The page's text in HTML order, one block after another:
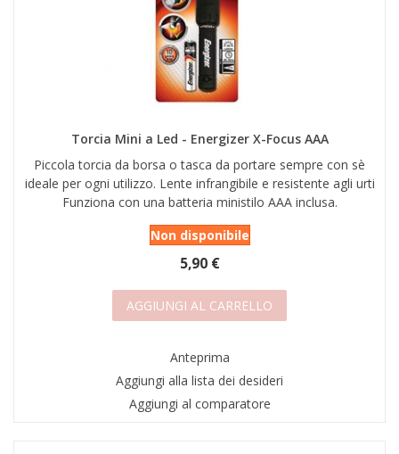
Torcia Mini a Led - Energizer X-Focus AAA
Piccola torcia da borsa o tasca da portare sempre con sè
ideale per ogni utilizzo. Lente infrangibile e resistente agli urti
Funziona con una batteria ministilo AAA inclusa.
Non disponibile
5,90 €
AGGIUNGI AL CARRELLO
Anteprima
Aggiungi alla lista dei desideri
Aggiungi al comparatore